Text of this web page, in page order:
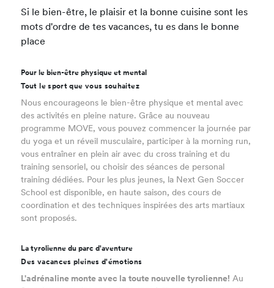
Si le bien-être, le plaisir et la bonne cuisine sont les
mots d'ordre de tes vacances, tu es dans le bonne
place
Pour le bien-être physique et mental
Tout le sport que vous souhaitez
Nous encourageons le bien-être physique et mental avec
des activités en pleine nature. Grâce au nouveau
programme MOVE, vous pouvez commencer la journée par
du yoga et un réveil musculaire, participer à la morning run,
vous entraîner en plein air avec du cross training et du
training sensoriel, ou choisir des séances de personal
training dédiées. Pour les plus jeunes, la Next Gen Soccer
School est disponible, en haute saison, des cours de
coordination et des techniques inspirées des arts martiaux
sont proposés.
La tyrolienne du parc d'aventure
Des vacances pleines d'émotions
L'adrénaline monte avec la toute nouvelle tyrolienne! Au